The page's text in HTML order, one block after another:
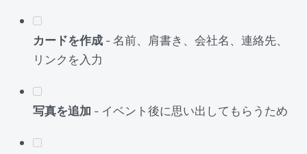
カードを作成- 名前、肩書き、会社名、連絡先、
リンクを入力
写真を追加 - イベント後に思い出してもらうため